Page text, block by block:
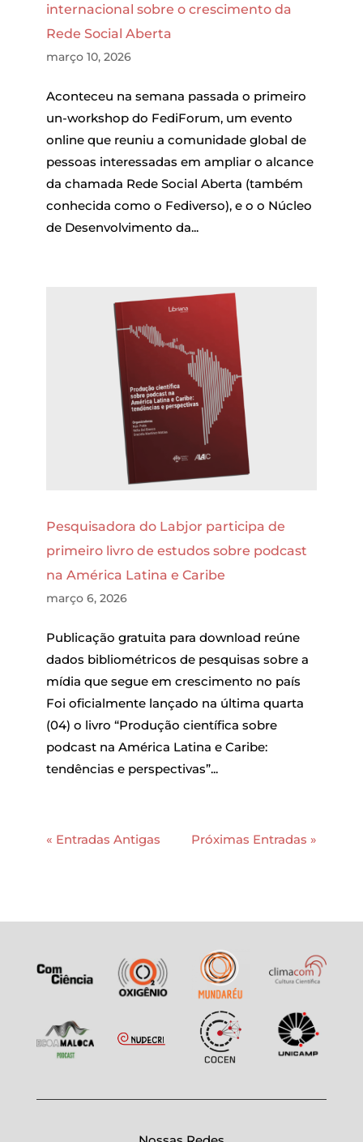
internacional sobre o crescimento da
Rede Social Aberta
março 10, 2026
Aconteceu na semana passada o primeiro
un-workshop do FediForum, um evento
online que reuniu a comunidade global de
pessoas interessadas em ampliar o alcance
da chamada Rede Social Aberta (também
conhecida como o Fediverso), e o o Núcleo
de Desenvolvimento da...
Pesquisadora do Labjor participa de
primeiro livro de estudos sobre podcast
na América Latina e Caribe
março 6, 2026
Publicação gratuita para download reúne
dados bibliométricos de pesquisas sobre a
mídia que segue em crescimento no país
Foi oficialmente lançado na última quarta
(04) o livro “Produção científica sobre
podcast na América Latina e Caribe:
tendências e perspectivas”...
« Entradas Antigas Próximas Entradas »